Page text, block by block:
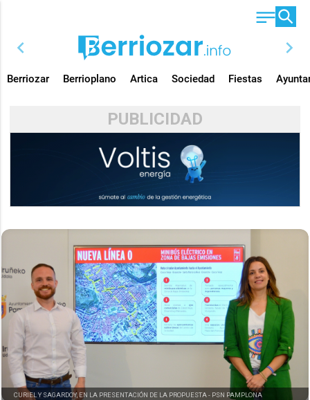
chevron_left chevron_right
Berriozar Berrioplano Artica Sociedad Fiestas
PUBLICIDAD
CURIEL Y SAGARDOY, EN LA PRESENTACIÓN DE LA PROPUESTA - PSN PAMPLONA